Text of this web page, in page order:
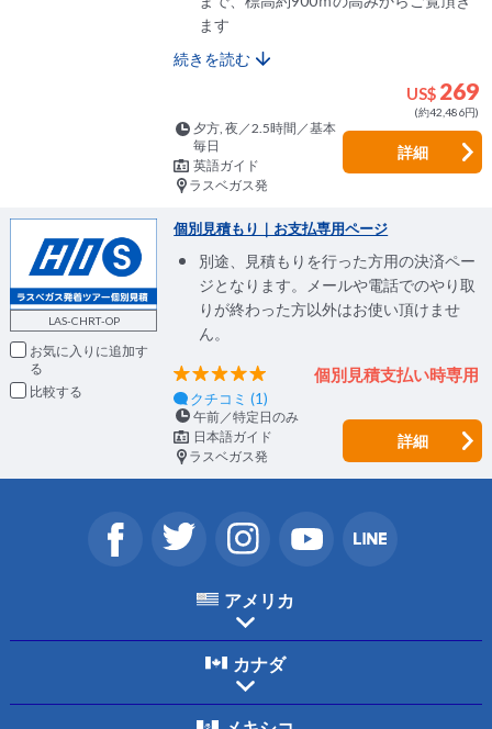
ます
続きを読む
US$ 269
(約42,486円)
夕方, 夜／2.5時間／基本
毎日
英語ガイド
ラスベガス発
詳細
LAS-CHRT-OP
お気に入りに追加
比較
個別見積もり｜お支払専用ページ
別途、見積もりを行った方用の決済ペー
ジとなります。メールや電話でのやり取
りが終わった方以外はお使い頂けませ
ん。
個別見積支払い時専用
クチコミ (1)
午前／特定日のみ
日本語ガイド
ラスベガス発
詳細
アメリカ
カナダ